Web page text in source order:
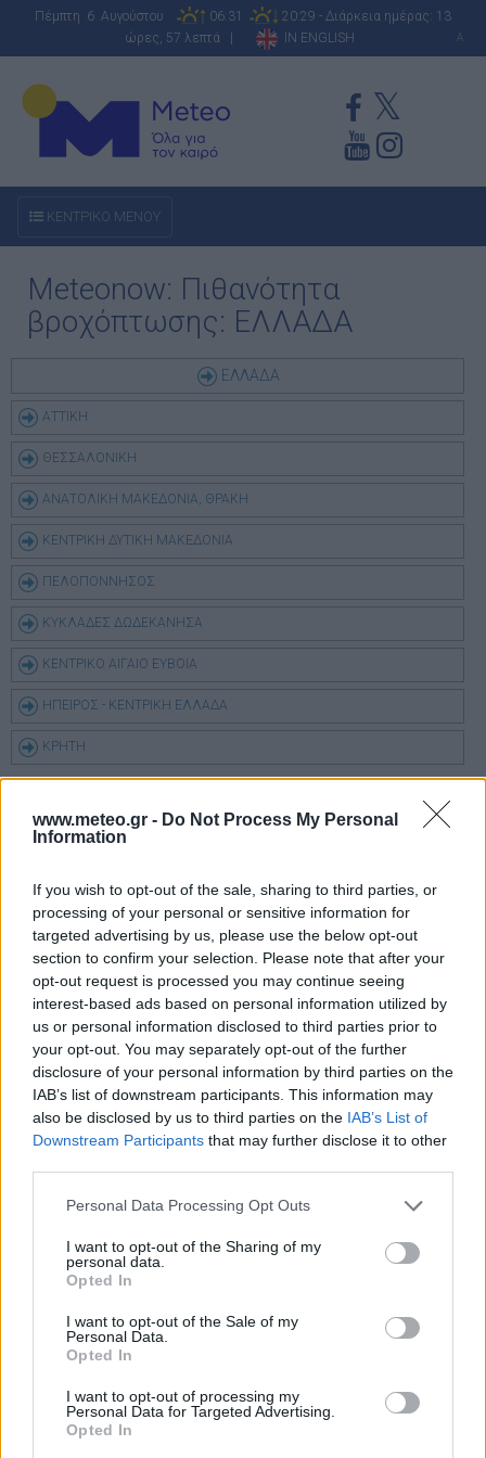
www.meteo.gr - Do Not Process My Personal
Information
If you wish to opt-out of the sale, sharing to third parties, or
processing of your personal or sensitive information for
targeted advertising by us, please use the below opt-out
section to confirm your selection. Please note that after your
opt-out request is processed you may continue seeing
interest-based ads based on personal information utilized by
us or personal information disclosed to third parties prior to
your opt-out. You may separately opt-out of the further
disclosure of your personal information by third parties on the
IAB’s list of downstream participants. This information may
also be disclosed by us to third parties on the IAB’s List of
Downstream Participants that may further disclose it to other
Personal Data Processing Opt Outs
I want to opt-out of the Sharing of my
personal data.
Opted In
I want to opt-out of the Sale of my
Personal Data.
Opted In
I want to opt-out of processing my
Personal Data for Targeted Advertising.
Opted In
Πέμπτη 6 Αυγούστου 06:31
20:29 - Διάρκεια ημέρας: 13
ώρες, 57 λεπτά |
IN ENGLISH A
ΚΕΝΤΡΙΚΟ ΜΕΝΟΥ
Meteonow: Πιθανότητα
βροχόπτωσης: ΕΛΛΑΔΑ
ΕΛΛΑΔΑ
ΑΤΤΙΚΗ
ΘΕΣΣΑΛΟΝΙΚΗ
ΑΝΑΤΟΛΙΚΗ ΜΑΚΕΔΟΝΙΑ, ΘΡΑΚΗ
ΚΕΝΤΡΙΚΗ ΔΥΤΙΚΗ ΜΑΚΕΔΟΝΙΑ
ΠΕΛΟΠΟΝΝΗΣΟΣ
ΚΥΚΛΑΔΕΣ ΔΩΔΕΚΑΝΗΣΑ
ΚΕΝΤΡΙΚΟ ΑΙΓΑΙΟ ΕΥΒΟΙΑ
ΗΠΕΙΡΟΣ - ΚΕΝΤΡΙΚΗ ΕΛΛΑΔΑ
ΚΡΗΤΗ